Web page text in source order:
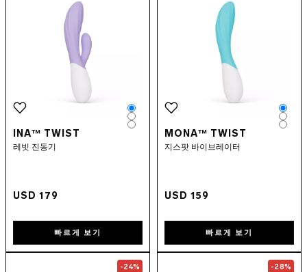
INA™ TWIST
레빗 진동기
USD 179
Color
Color
Color
빠르게 보기
MONA™ TWIST
지스팟 바이브레이터
USD 159
빠르게 보기
Go to theLELO SWITCH™
-24% Go to the-28%